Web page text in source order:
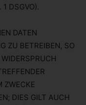
1 DSGVO).
DATEN
ZU BETREIBEN, SO
ZWECKE
DIES GILT AUCH